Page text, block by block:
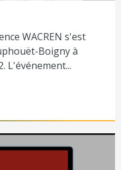
WACREN s'est
Boigny à
L'événement...